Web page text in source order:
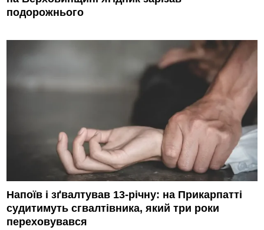
подорожнього
Напоїв і зґвалтував 13-річну: на Прикарпатті
судитимуть сгвалтівника, який три роки
переховувався